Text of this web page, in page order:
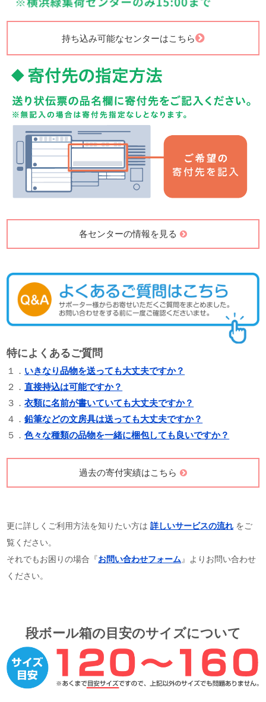
持ち込み可能なセンターはこちら
各センターの情報を見る
特によくあるご質問
１． いきなり品物を送っても大丈夫ですか？
２．直接持込は可能ですか？
３．衣類に名前が書いていても大丈夫ですか？
４．鉛筆などの文房具は送っても大丈夫ですか？
５．色々な種類の品物を一緒に梱包しても良いですか？
過去の寄付実績はこちら
更に詳しくご利用方法を知りたい方は詳しいサービスの流れ をご
覧ください。
それでもお困りの場合『お問い合わせフォーム』よりお問い合わせ
ください。
段ボール箱の目安のサイズについて